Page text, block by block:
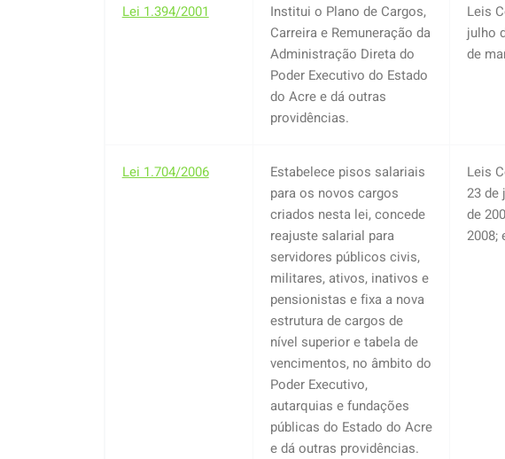
Lei 1.394/2001
Institui o Plano de Cargos,
Carreira e Remuneração da
Administração Direta do
Poder Executivo do Estado
do Acre e dá outras
providências.
Leis
julho
de
Lei 1.704/2006
Estabelece pisos salariais
para os novos cargos
criados nesta lei, concede
reajuste salarial para
servidores públicos civis,
militares, ativos, inativos e
pensionistas e fixa a nova
estrutura de cargos de
nível superior e tabela de
vencimentos, no âmbito do
Poder Executivo,
autarquias e fundações
públicas do Estado do Acre
e dá outras providências.
Leis
23 de
de
2008;